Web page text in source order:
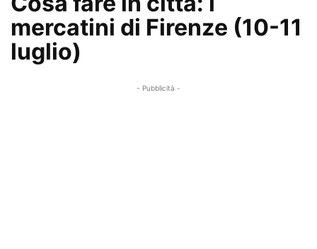
mercatini di Firenze (10-11
luglio)
- Pubblicità -